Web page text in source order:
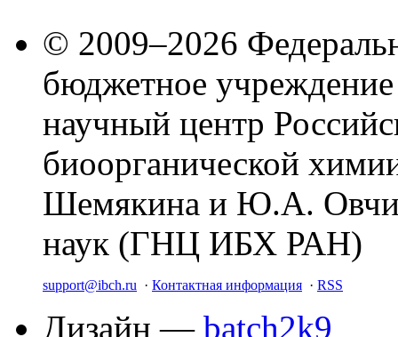
© 2009–2026
бюджетное
научный центр
биоорганической
Шемякина и Ю.А.
наук (ГНЦ ИБХ РАН)
support@ibch.ru · Контактная информация · RSS
Дизайн — batch2k9